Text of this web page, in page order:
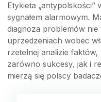
Etykieta „antypolskości”
sygnałem alarmowym.
diagnoza problemów
uprzedzeniach wobec
rzetelnej analizie
zarówno sukcesy, jak i
mierzą się polscy